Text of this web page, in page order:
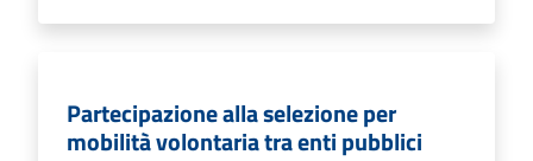
Partecipazione alla selezione per
mobilità volontaria tra enti pubblici